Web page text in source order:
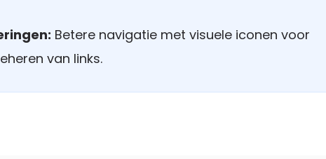
Betere navigatie met visuele iconen voor
van links.